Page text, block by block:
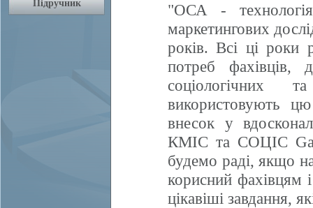
"ОСА -
маркетингових
років. Всі ці роки
потреб фахівців,
соціологічних
використовують
внесок у
КМІС та СОЦІС
будемо раді, якщо
корисний фахівцям
цікавіші завдання,